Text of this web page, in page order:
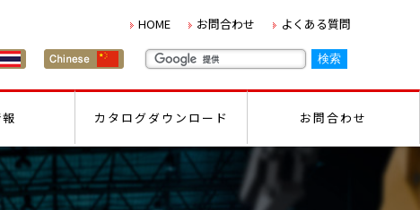
HOME お問合わせ よくある質問
カタログダウンロード お問合わせ